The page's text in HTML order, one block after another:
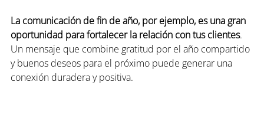
La comunicación de fin de año, por ejemplo, es una gran
oportunidad para fortalecer la relación con tus clientes.
Un mensaje que combine gratitud por el año compartido
y buenos deseos para el próximo puede generar una
conexión duradera y positiva.